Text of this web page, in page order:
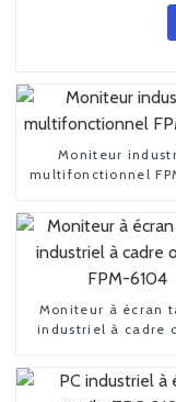
Moniteur
multifonctionnel
Moniteur à écran
industriel à cadre